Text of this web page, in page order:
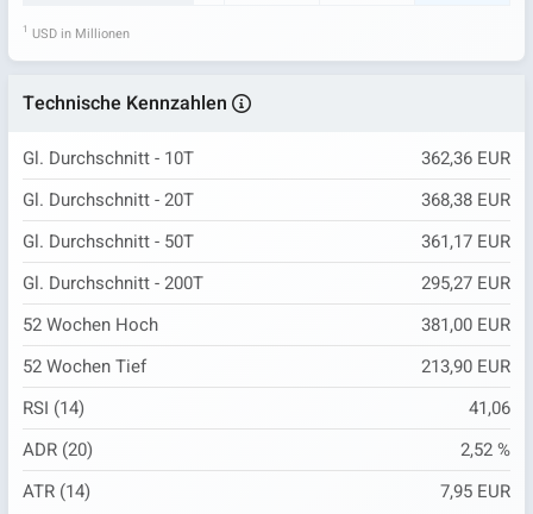
1 USD in Millionen
Technische Kennzahlen
Gl. Durchschnitt - 10T
362,36 EUR
Gl. Durchschnitt - 20T
368,38 EUR
Gl. Durchschnitt - 50T
361,17 EUR
Gl. Durchschnitt - 200T
295,27 EUR
52 Wochen Hoch
381,00 EUR
52 Wochen Tief
213,90 EUR
RSI (14)
41,06
ADR (20)
2,52 %
ATR (14)
7,95 EUR